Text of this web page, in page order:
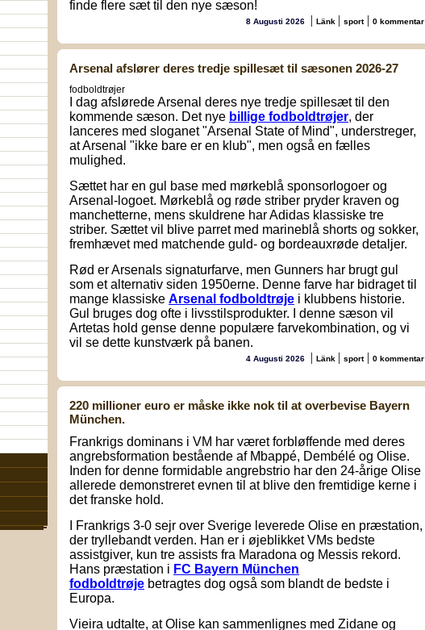
finde flere sæt til den nye sæson!
8 Augusti 2026 | Länk | sport| 0 kommentar
Arsenal afslører deres tredje spillesæt til sæsonen 2026-27
fodboldtrøjer
I dag afslørede Arsenal deres nye tredje spillesæt til den
kommende sæson. Det nye billige fodboldtrøjer, der
lanceres med sloganet "Arsenal State of Mind", understreger,
at Arsenal "ikke bare er en klub", men også en fælles
mulighed.
Sættet har en gul base med mørkeblå sponsorlogoer og
Arsenal-logoet. Mørkeblå og røde striber pryder kraven og
manchetterne, mens skuldrene har Adidas klassiske tre
striber. Sættet vil blive parret med marineblå shorts og sokker,
fremhævet med matchende guld- og bordeauxrøde detaljer.
Rød er Arsenals signaturfarve, men Gunners har brugt gul
som et alternativ siden 1950erne. Denne farve har bidraget til
mange klassiske Arsenal fodboldtrøje i klubbens historie.
Gul bruges dog ofte i livsstilsprodukter. I denne sæson vil
Artetas hold gense denne populære farvekombination, og vi
vil se dette kunstværk på banen.
4 Augusti 2026 | Länk | sport| 0 kommentar
220 millioner euro er måske ikke nok til at overbevise Bayern
München.
Frankrigs dominans i VM har været forbløffende med deres
angrebsformation bestående af Mbappé, Dembélé og Olise.
Inden for denne formidable angrebstrio har den 24-årige Olise
allerede demonstreret evnen til at blive den fremtidige kerne i
det franske hold.
I Frankrigs 3-0 sejr over Sverige leverede Olise en præstation,
der tryllebandt verden. Han er i øjeblikket VMs bedste
assistgiver, kun tre assists fra Maradona og Messis rekord.
Hans præstation i FC Bayern München
fodboldtrøje betragtes dog også som blandt de bedste i
Europa.
Vieira udtalte, at Olise kan sammenlignes med Zidane og